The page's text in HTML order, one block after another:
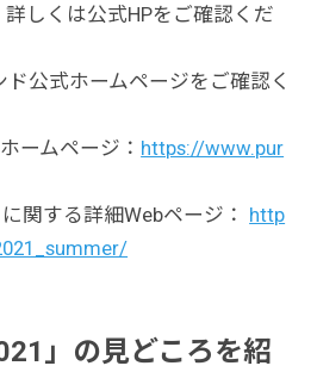
しくは公式HPをご確認くだ
公式ホームページをご確認く
ームページ： https://www.pur
関する詳細Webページ： http
」の見どころを紹